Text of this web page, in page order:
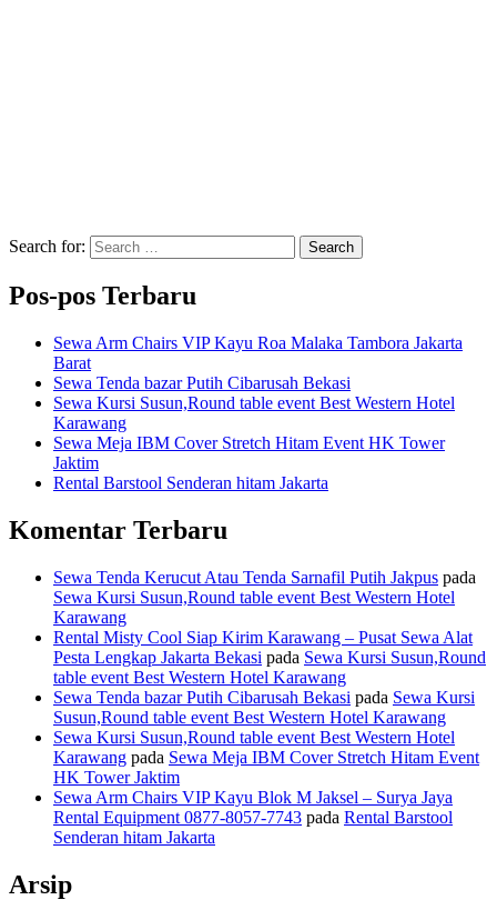
Search for: Search
Pos-pos Terbaru
Sewa Arm Chairs VIP Kayu Roa Malaka Tambora Jakarta
Barat
Sewa Tenda bazar Putih Cibarusah Bekasi
Sewa Kursi Susun,Round table event Best Western Hotel
Karawang
Sewa Meja IBM Cover Stretch Hitam Event HK Tower
Jaktim
Rental Barstool Senderan hitam Jakarta
Komentar Terbaru
Sewa Tenda Kerucut Atau Tenda Sarnafil Putih Jakpus pada
Sewa Kursi Susun,Round table event Best Western Hotel
Karawang
Rental Misty Cool Siap Kirim Karawang – Pusat Sewa Alat
Pesta Lengkap Jakarta Bekasi pada Sewa Kursi Susun,Round
table event Best Western Hotel Karawang
Sewa Tenda bazar Putih Cibarusah Bekasi pada Sewa Kursi
Susun,Round table event Best Western Hotel Karawang
Sewa Kursi Susun,Round table event Best Western Hotel
Karawang pada Sewa Meja IBM Cover Stretch Hitam Event
HK Tower Jaktim
Sewa Arm Chairs VIP Kayu Blok M Jaksel – Surya Jaya
Rental Equipment 0877-8057-7743 pada Rental Barstool
Senderan hitam Jakarta
Arsip